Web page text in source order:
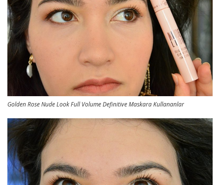
Golden Rose Nude Look Full Volume Definitive Maskara Kullananlar